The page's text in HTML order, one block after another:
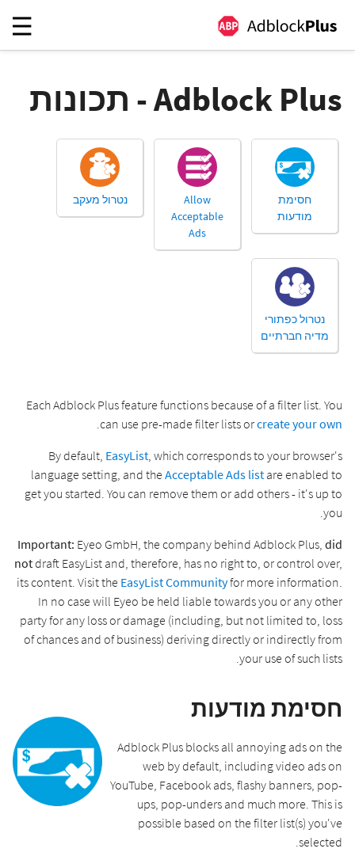
Adblock Plus - תכונות
חסימת
מודעות
Allow
Acceptable
Ads
נטרול מעקב
נטרול כפתורי
מדיה חברתיים
Each Adblock Plus feature functions because of a filter list. You
can use pre-made filter lists orcreate your own
.
By default, EasyList, which corresponds to your browser's
language setting, and theAcceptable Ads list are enabled to
get you started. You can remove them or add others - it's up to
you.
Important: Eyeo GmbH, the company behind Adblock Plus, did
notdraft EasyList and, therefore, has no right to, or control over,
its content. Visit the EasyList Communityfor more information.
In no case will Eyeo be held liable towards you or any other
party for any loss or damage (including, but not limited to, loss
of chances and of business) deriving directly or indirectly from
your use of such lists.
חסימת מודעות
Adblock Plus blocks all annoying ads on the
web by default, including video ads on
YouTube, Facebook ads, flashy banners, pop-
ups, pop-unders and much more. This is
possible based on the filter list(s) you've
selected.